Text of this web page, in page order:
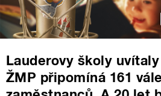
Lauderovy školy uvítaly
ŽMP připomíná 161